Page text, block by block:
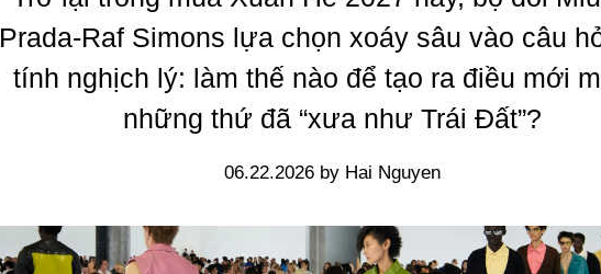
Prada-Raf Simons lựa chọn xoáy sâu vào câu
tính nghịch lý: làm thế nào để tạo ra điều mới
những thứ đã “xưa như Trái Đất”?
06.22.2026 by Hai Nguyen